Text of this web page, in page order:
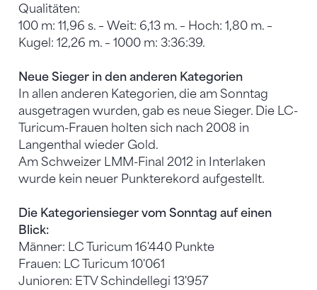
Qualitäten:
100 m: 11,96 s. – Weit: 6,13 m. – Hoch: 1,80 m. –
Kugel: 12,26 m. – 1000 m: 3:36:39.
Neue Sieger in den anderen Kategorien
In allen anderen Kategorien, die am Sonntag
ausgetragen wurden, gab es neue Sieger. Die LC-
Turicum-Frauen holten sich nach 2008 in
Langenthal wieder Gold.
Am Schweizer LMM-Final 2012 in Interlaken
wurde kein neuer Punkterekord aufgestellt.
Die Kategoriensieger vom Sonntag auf einen
Blick:
Männer: LC Turicum 16'440 Punkte
Frauen: LC Turicum 10'061
Junioren: ETV Schindellegi 13'957